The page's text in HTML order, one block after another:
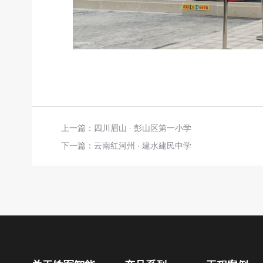
上一篇： 四川眉山 · 彭山区第一小学
下一篇： 云南红河州 · 建水建民中学